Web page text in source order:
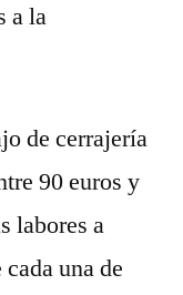
a la
de cerrajería
90 euros y
labores a
una de